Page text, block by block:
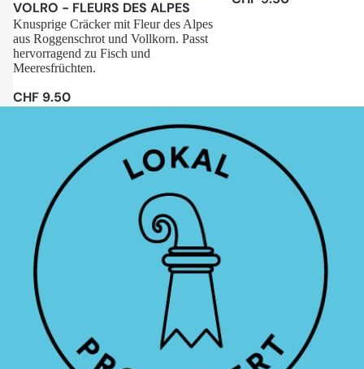
Sale
VOLRO - FLEURS DES ALPES
Knusprige Cräcker mit Fleur des Alpes
aus Roggenschrot und Vollkorn. Passt
hervorragend zu Fisch und
Meeresfrüchten.
CHF 9.50